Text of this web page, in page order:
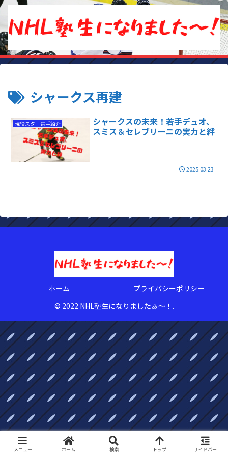
シャークス再建
現役スター選手紹介
シャークスの未来！若手デュオ、
スミス＆セレブリーニの実力と絆
2025.03.23
ホーム
プライバシーポリシー
© 2022 NHL塾生になりましたぁ〜！.
メニュー ホーム 検索 トップ サイドバー